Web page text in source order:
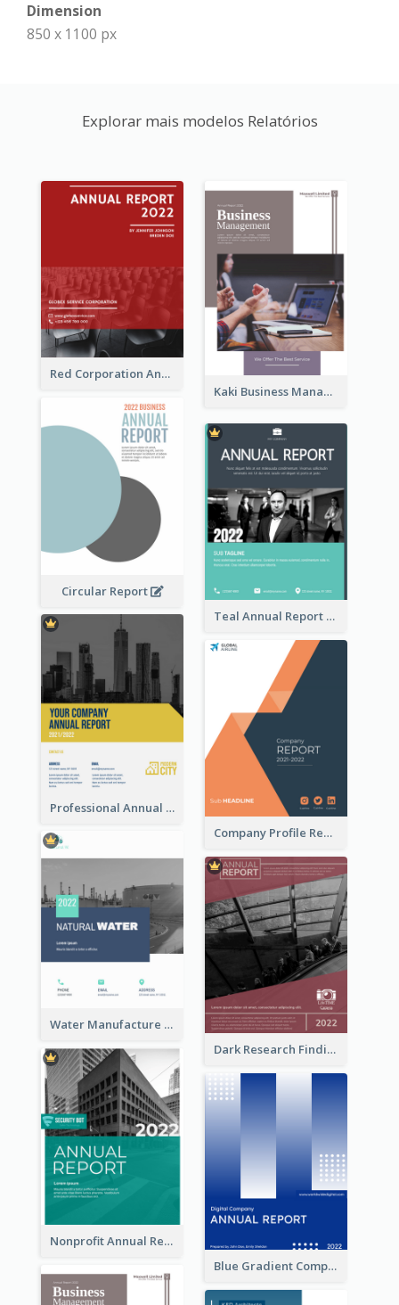
Dimension
850 x 1100 px
Explorar mais modelos Relatórios
Red Corporation Annual Report
Kaki Business Management Reports
Circular Report
Teal Annual Report
Professional Annual Report Reports
Company Profile Reports
Water Manufacture Annual Reports
Dark Research Findings Annual Report
Nonprofit Annual Report
Blue Gradient Company Annual Report